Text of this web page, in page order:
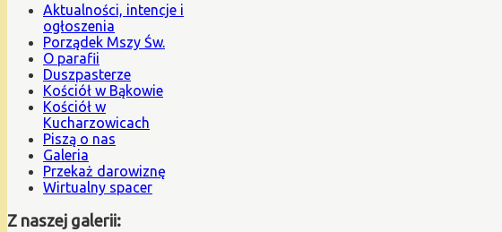
Aktualności, intencje i
ogłoszenia
Porządek Mszy Św.
O parafii
Duszpasterze
Kościół w Bąkowie
Kościół w
Kucharzowicach
Piszą o nas
Galeria
Przekaż darowiznę
Wirtualny spacer
Z naszej galerii: